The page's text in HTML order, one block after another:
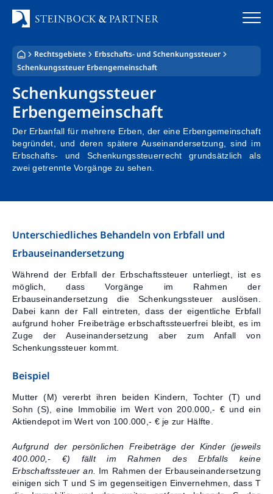
Inhalt
springen
Startseite
Kanzlei
Standorte
Stellenangebote
Kontakt
Rechtsgebiete
Erbschafts- und Schenkungssteuer
Schenkungssteuer Erbengemeinschaft
Schenkungssteuer
Erbengemeinschaft
Der Erbanfall für mehrere Erben, der eine Erbengemeinschaft
begründet, und deren spätere Auseinandersetzung, sind im
Erbschafts- und Schenkungssteuerrecht grundsätzlich als
zwei getrennte Vorgänge zu sehen.
Unterschiedliches Behandeln von Erbfall und
Erbauseinandersetzung
Während der Erbfall der Erbschaftssteuer unterliegt, ist es
möglich, dass Vorgänge im Rahmen der
Erbauseinandersetzung die Schenkungssteuer auslösen.
Dabei kann der Fall eintreten, dass der eigentliche Erbfall
aufgrund hoher Freibeträge erbschaftssteuerfrei bleibt, es im
Zuge der Auseinandersetzung aber zum Anfall von
Schenkungssteuer kommt.
Beispiel
Mutter (M) vererbt ihren beiden Kindern, Tochter (T) und
Sohn (S), eine Immobilie im Wert von 200.000,- € und ein
Aktiendepot im Wert von 100.000,- € je zur Hälfte.
Aufgrund der persönlichen Freibeträge der Kinder (jeweils
400.000,- €) fällt im Rahmen des Erbfalls keine
Erbschaftssteuer an. Im Rahmen der Erbauseinandersetzung
einigen sich T und S im gegenseitigen Einvernehmen, dass T